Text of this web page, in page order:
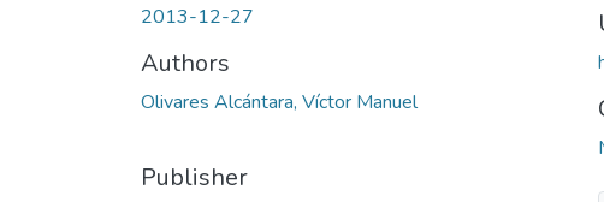
2013-12-27
Authors
Olivares Alcántara, Víctor Manuel
Publisher